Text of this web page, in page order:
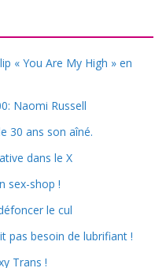
« You Are My High » en
Naomi Russell
30 ans son aîné.
dans le X
sex-shop !
le cul
pas besoin de lubrifiant !
Trans !